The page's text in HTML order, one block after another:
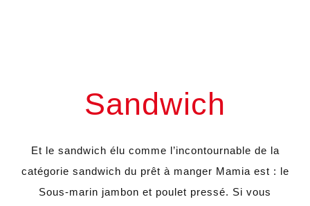
Sandwich
Et le sandwich élu comme l’incontournable de la
catégorie sandwich du prêt à manger Mamia est : le
Sous-marin jambon et poulet pressé. Si vous